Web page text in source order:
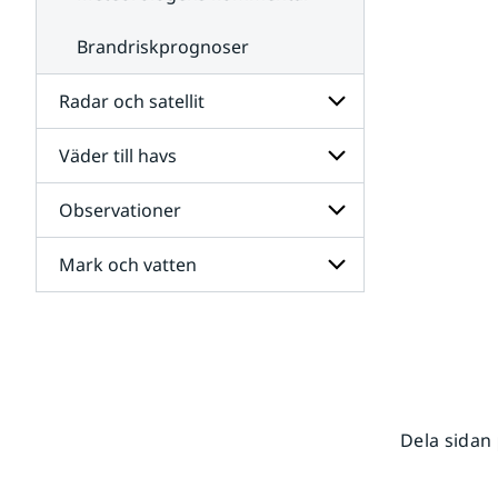
Brandriskprognoser
Radar och satellit
Undersidor
för
Radar
och
satellit
Väder till havs
Undersidor
för
Väder
till
havs
Observationer
Undersidor
för
Mark och vatten
Dela sidan